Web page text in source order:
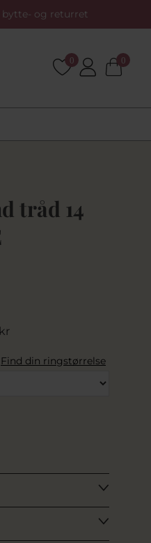
bytte- og returret
0 0
tråd 14
Find din ringstørrelse